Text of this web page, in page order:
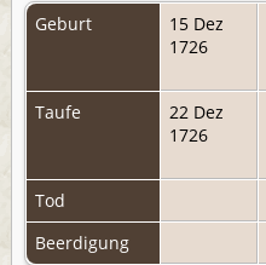
Geburt
15 Dez
1726
Taufe
22 Dez
1726
Tod
Beerdigung